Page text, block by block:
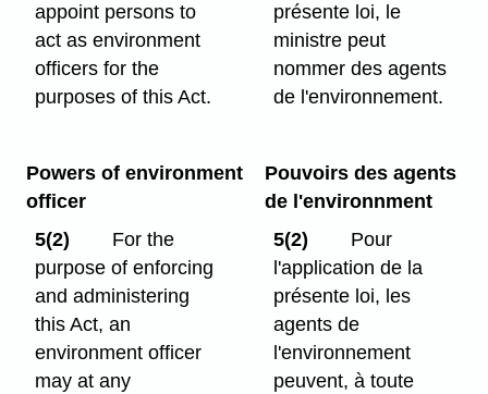
appoint persons to
act as environment
officers for the
purposes of this Act.
présente loi, le
ministre peut
nommer des agents
de l'environnement.
Powers of environment
officer
5(2)
For the
purpose of enforcing
and administering
this Act, an
environment officer
may at any
Pouvoirs des agents
de l'environnment
5(2)
Pour
l'application de la
présente loi, les
agents de
l'environnement
peuvent, à toute